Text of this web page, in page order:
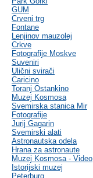
GUM
Crveni trg
Fontane
Lenjinov mauzolej
Crkve
Fotografije Moskve
Suveniri
Ulični svirači
Caricino
Toranj Ostankino
Muzej Kosmosa
Svemirska stanica Mir
Fotografije
Jurij Gagarin
Svemirski alati
Astronautska odela
Hrana za astronaute
Muzej Kosmosa - Video
Istorijski muzej
Peterburg